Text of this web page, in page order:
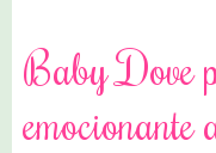
Baby Dove
emocionante